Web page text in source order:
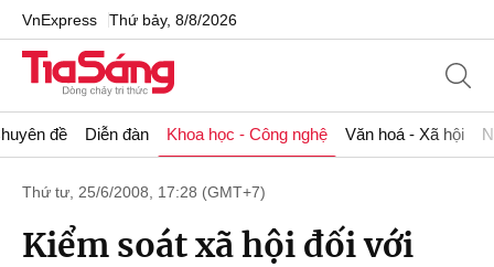
VnExpress Thứ bảy, 8/8/2026
đề Diễn đàn Khoa học - Công nghệ Văn hoá - Xã hội
Thứ tư, 25/6/2008, 17:28 (GMT+7)
Kiểm soát xã hội đối với